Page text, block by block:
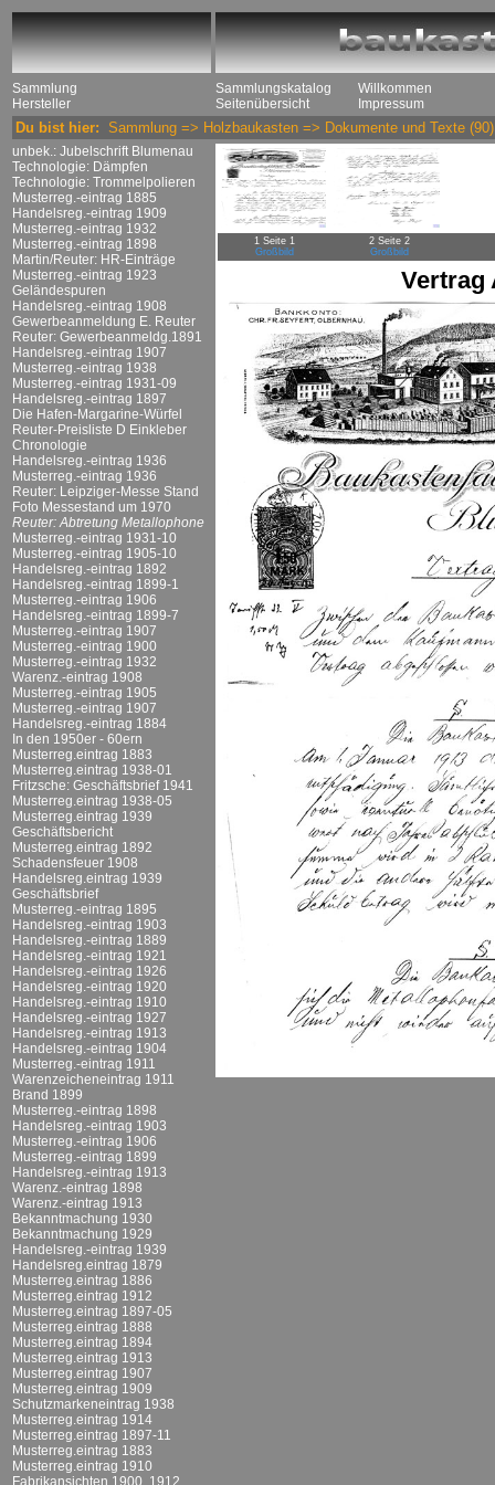
Sammlung
Hersteller
Sammlungskatalog
Seitenübersicht
Willkommen
Impressum
Du bist hier: Sammlung => Holzbaukasten => Dokumente und Texte (90)
unbek.: Jubelschrift Blumenau
Technologie: Dämpfen
Technologie: Trommelpolieren
Musterreg.-eintrag 1885
Handelsreg.-eintrag 1909
Musterreg.-eintrag 1932
Musterreg.-eintrag 1898
Martin/Reuter: HR-Einträge
Musterreg.-eintrag 1923
Geländespuren
Handelsreg.-eintrag 1908
Gewerbeanmeldung E. Reuter
Reuter: Gewerbeanmeldg.1891
Handelsreg.-eintrag 1907
Musterreg.-eintrag 1938
Musterreg.-eintrag 1931-09
Handelsreg.-eintrag 1897
Die Hafen-Margarine-Würfel
Reuter-Preisliste D Einkleber
Chronologie
Handelsreg.-eintrag 1936
Musterreg.-eintrag 1936
Reuter: Leipziger-Messe Stand
Foto Messestand um 1970
Reuter: Abtretung Metallophone
Musterreg.-eintrag 1931-10
Musterreg.-eintrag 1905-10
Handelsreg.-eintrag 1892
Handelsreg.-eintrag 1899-1
Musterreg.-eintrag 1906
Handelsreg.-eintrag 1899-7
Musterreg.-eintrag 1907
Musterreg.-eintrag 1900
Musterreg.-eintrag 1932
Warenz.-eintrag 1908
Musterreg.-eintrag 1905
Musterreg.-eintrag 1907
Handelsreg.-eintrag 1884
In den 1950er - 60ern
Musterreg.eintrag 1883
Musterreg.eintrag 1938-01
Fritzsche: Geschäftsbrief 1941
Musterreg.eintrag 1938-05
Musterreg.eintrag 1939
Geschäftsbericht
Musterreg.eintrag 1892
Schadensfeuer 1908
Handelsreg.eintrag 1939
Geschäftsbrief
Musterreg.-eintrag 1895
Handelsreg.-eintrag 1903
Handelsreg.-eintrag 1889
Handelsreg.-eintrag 1921
Handelsreg.-eintrag 1926
Handelsreg.-eintrag 1920
Handelsreg.-eintrag 1910
Handelsreg.-eintrag 1927
Handelsreg.-eintrag 1913
Handelsreg.-eintrag 1904
Musterreg.-eintrag 1911
Warenzeicheneintrag 1911
Brand 1899
Musterreg.-eintrag 1898
Handelsreg.-eintrag 1903
Musterreg.-eintrag 1906
Musterreg.-eintrag 1899
Handelsreg.-eintrag 1913
Warenz.-eintrag 1898
Warenz.-eintrag 1913
Bekanntmachung 1930
Bekanntmachung 1929
Handelsreg.-eintrag 1939
Handelsreg.eintrag 1879
Musterreg.eintrag 1886
Musterreg.eintrag 1912
Musterreg.eintrag 1897-05
Musterreg.eintrag 1888
Musterreg.eintrag 1894
Musterreg.eintrag 1913
Musterreg.eintrag 1907
Musterreg.eintrag 1909
Schutzmarkeneintrag 1938
Musterreg.eintrag 1914
Musterreg.eintrag 1897-11
Musterreg.eintrag 1883
Musterreg.eintrag 1910
Fabrikansichten 1900, 1912
1 Seite 1
Großbild
2 Seite 2
Großbild
Vertrag